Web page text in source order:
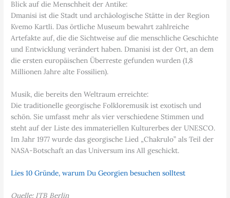
Blick auf die Menschheit der Antike:
Dmanisi ist die Stadt und archäologische Stätte in der Region
Kvemo Kartli. Das örtliche Museum bewahrt zahlreiche
Artefakte auf, die die Sichtweise auf die menschliche Geschichte
und Entwicklung verändert haben. Dmanisi ist der Ort, an dem
die ersten europäischen Überreste gefunden wurden (1,8
Millionen Jahre alte Fossilien).
Musik, die bereits den Weltraum erreichte:
Die traditionelle georgische Folkloremusik ist exotisch und
schön. Sie umfasst mehr als vier verschiedene Stimmen und
steht auf der Liste des immateriellen Kulturerbes der UNESCO.
Im Jahr 1977 wurde das georgische Lied „Chakrulo” als Teil der
NASA-Botschaft an das Universum ins All geschickt.
Lies 10 Gründe, warum Du Georgien besuchen solltest
Quelle: ITB Berlin